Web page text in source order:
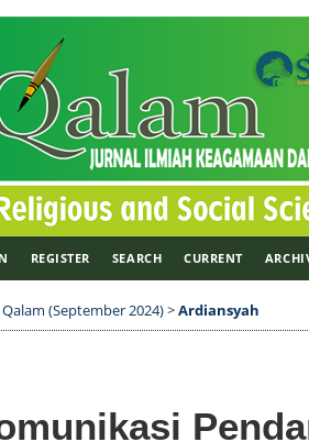
REGISTER SEARCH CURRENT
Qalam (September 2024)>Ardiansyah